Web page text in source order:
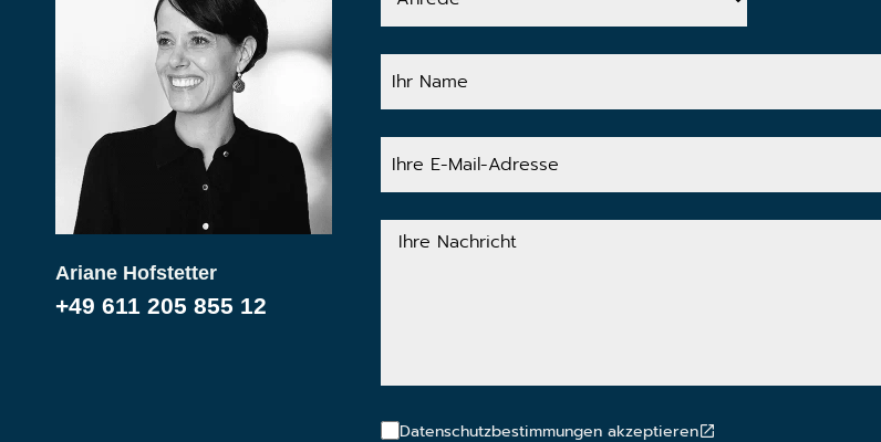
Ariane Hofstetter
+49 611 205 855 12
Ihr
Name
Ihre
E-
Adresse
Ihre
Nachricht
Datenschutzbestimmungen akzeptieren